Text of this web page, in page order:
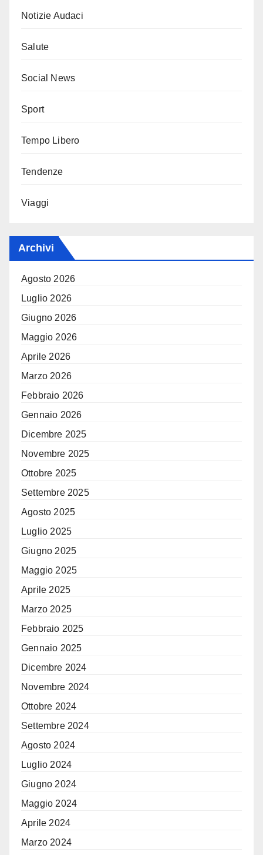
Notizie Audaci
Salute
Social News
Sport
Tempo Libero
Tendenze
Viaggi
Archivi
Agosto 2026
Luglio 2026
Giugno 2026
Maggio 2026
Aprile 2026
Marzo 2026
Febbraio 2026
Gennaio 2026
Dicembre 2025
Novembre 2025
Ottobre 2025
Settembre 2025
Agosto 2025
Luglio 2025
Giugno 2025
Maggio 2025
Aprile 2025
Marzo 2025
Febbraio 2025
Gennaio 2025
Dicembre 2024
Novembre 2024
Ottobre 2024
Settembre 2024
Agosto 2024
Luglio 2024
Giugno 2024
Maggio 2024
Aprile 2024
Marzo 2024